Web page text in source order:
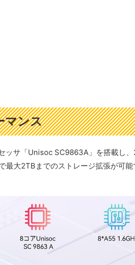
マンス
ッサ「Unisoc SC9863A」を搭載し
最大2TBまでのストレージ拡張が可